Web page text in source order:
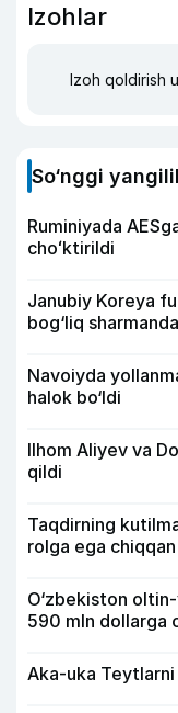
Izohlar
Izoh qoldirish
So‘nggi
Ruminiyada
choʻktirildi
Janubiy Koreya
bog‘liq
Navoiyda
halok bo‘ldi
Ilhom Aliyev va
qildi
Taqdirning
rolga ega
O‘zbekiston
590 mln dollarga
Aka-uka